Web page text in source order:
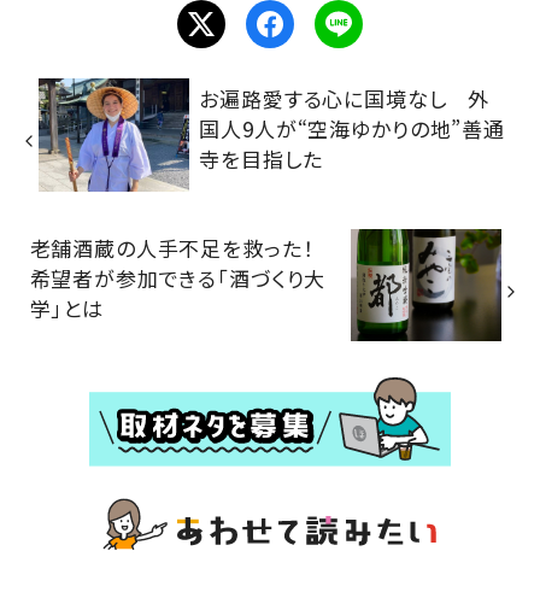
お遍路愛する心に国境なし 外
国人9人が“空海ゆかりの地”善通
寺を目指した
老舗酒蔵の人手不足を救った！
希望者が参加できる「酒づくり大
学」とは